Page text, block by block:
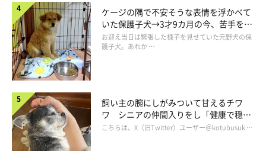
ケージの隅で不安そうな表情を浮かべて
いた保護子犬→3才9カ月の今、苦手を克
服し頼もしいコに成長！
お迎え当日は緊張した様子を見せていた元野犬の保
護子犬。あれか …
飼い主の腕にしがみついて甘えるチワ
ワ シニアの仲間入りをし「健康で穏や
かな暮らしが続いてほしい」と願う
こちらは、X（旧Twitter）ユーザー＠kotubusuk …